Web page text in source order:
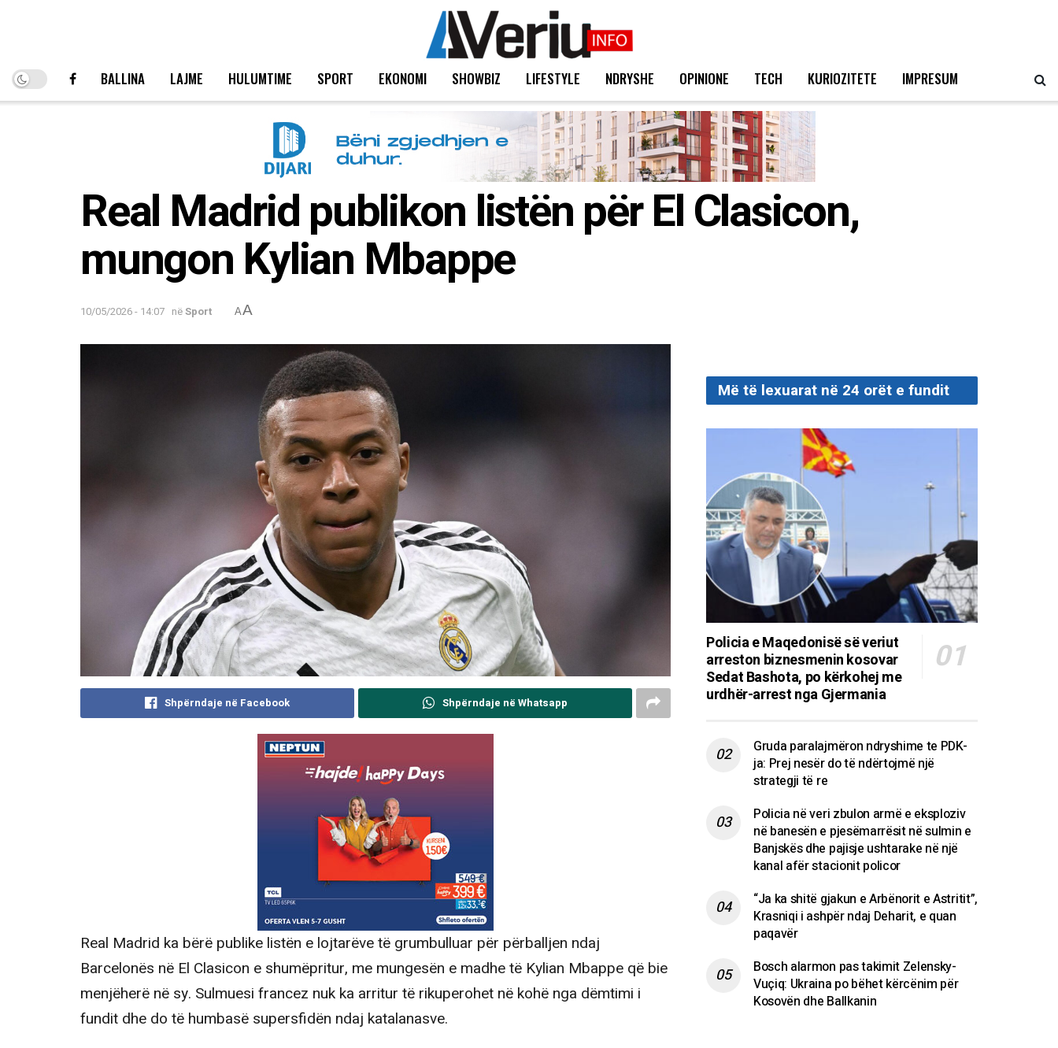
BALLINA LAJME HULUMTIME SPORT EKONOMI SHOWBIZ LIFESTYLE NDRYSHE OPINIONE TECH KURIOZITETE IMPRESUM
Real Madrid publikon listën për El Clasicon,
mungon Kylian Mbappe
10/05/2026 - 14:07 nëSport AA
Shpërndaje në Facebook Shpërndaje në Whatsapp
Real Madrid ka bërë publike listën e lojtarëve të grumbulluar për përballjen ndaj
Barcelonës në El Clasicon e shumëpritur, me mungesën e madhe të Kylian Mbappe që bie
menjëherë në sy. Sulmuesi francez nuk ka arritur të rikuperohet në kohë nga dëmtimi i
fundit dhe do të humbasë supersfidën ndaj katalanasve.
Më të lexuarat në 24 orët e fundit
Policia e Maqedonisë së veriut
arreston biznesmenin kosovar
Sedat Bashota, po kërkohej me
urdhër-arrest nga Gjermania
Gruda paralajmëron ndryshime te PDK-
ja: Prej nesër do të ndërtojmë një
strategji të re
Policia në veri zbulon armë e eksploziv
në banesën e pjesëmarrësit në sulmin e
Banjskës dhe pajisje ushtarake në një
kanal afër stacionit policor
“Ja ka shitë gjakun e Arbënorit e Astritit”,
Krasniqi i ashpër ndaj Deharit, e quan
paqavër
Bosch alarmon pas takimit Zelensky-
Vuçiq: Ukraina po bëhet kërcënim për
Kosovën dhe Ballkanin